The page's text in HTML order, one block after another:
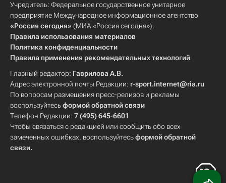
Учредитель: Федеральное государственное унитарное
предприятие Международное информационное агентство
«Россия сегодня» (МИА «Россия сегодня»).
Правила использования материалов
Политика конфиденциальности
Правила применения рекомендательных технологий
Главный редактор: Гаврилова А.В.
Адрес электронной почты Редакции: r-sport.internet@ria.ru
По вопросам размещения пресс-релизов и рекламы
воспользуйтесьформой обратной связи
Телефон Редакции: 7 (495) 645-6601
Чтобы связаться с редакцией или сообщить обо всех
замеченных ошибках, воспользуйтесьформой обратной
связи.